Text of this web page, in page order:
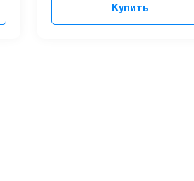
Купить